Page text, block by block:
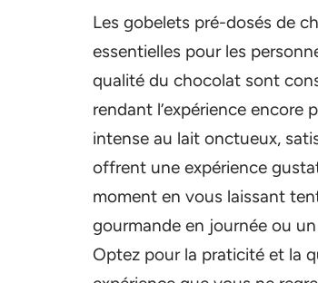
Les gobelets pré-dosés de
essentielles pour les
qualité du chocolat sont
rendant l’expérience encore
intense au lait onctueux,
offrent une expérience
moment en vous laissant
gourmande en journée ou
Optez pour la praticité et la